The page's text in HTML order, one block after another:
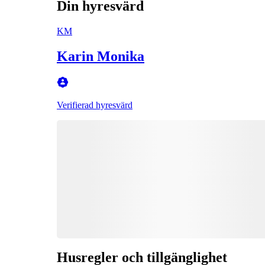
Din hyresvärd
KM
Karin Monika
Verifierad hyresvärd
Husregler och tillgänglighet